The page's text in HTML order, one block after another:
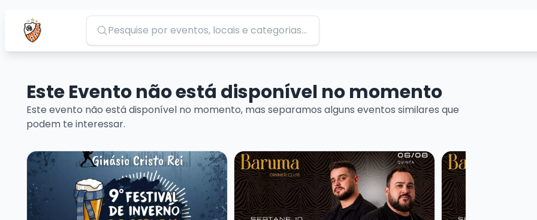
Pesquisar
Este Evento não está disponível no momento
Este evento não está disponível no momento, mas separamos alguns eventos similares que
podem te interessar.
Veja mais sobre 9º Festival de Inverno de Cerveja ArtesanalVeja mais sobre Baruma Sertanejo Pablo e Patrick + Dj Kima
Veja mais sobre